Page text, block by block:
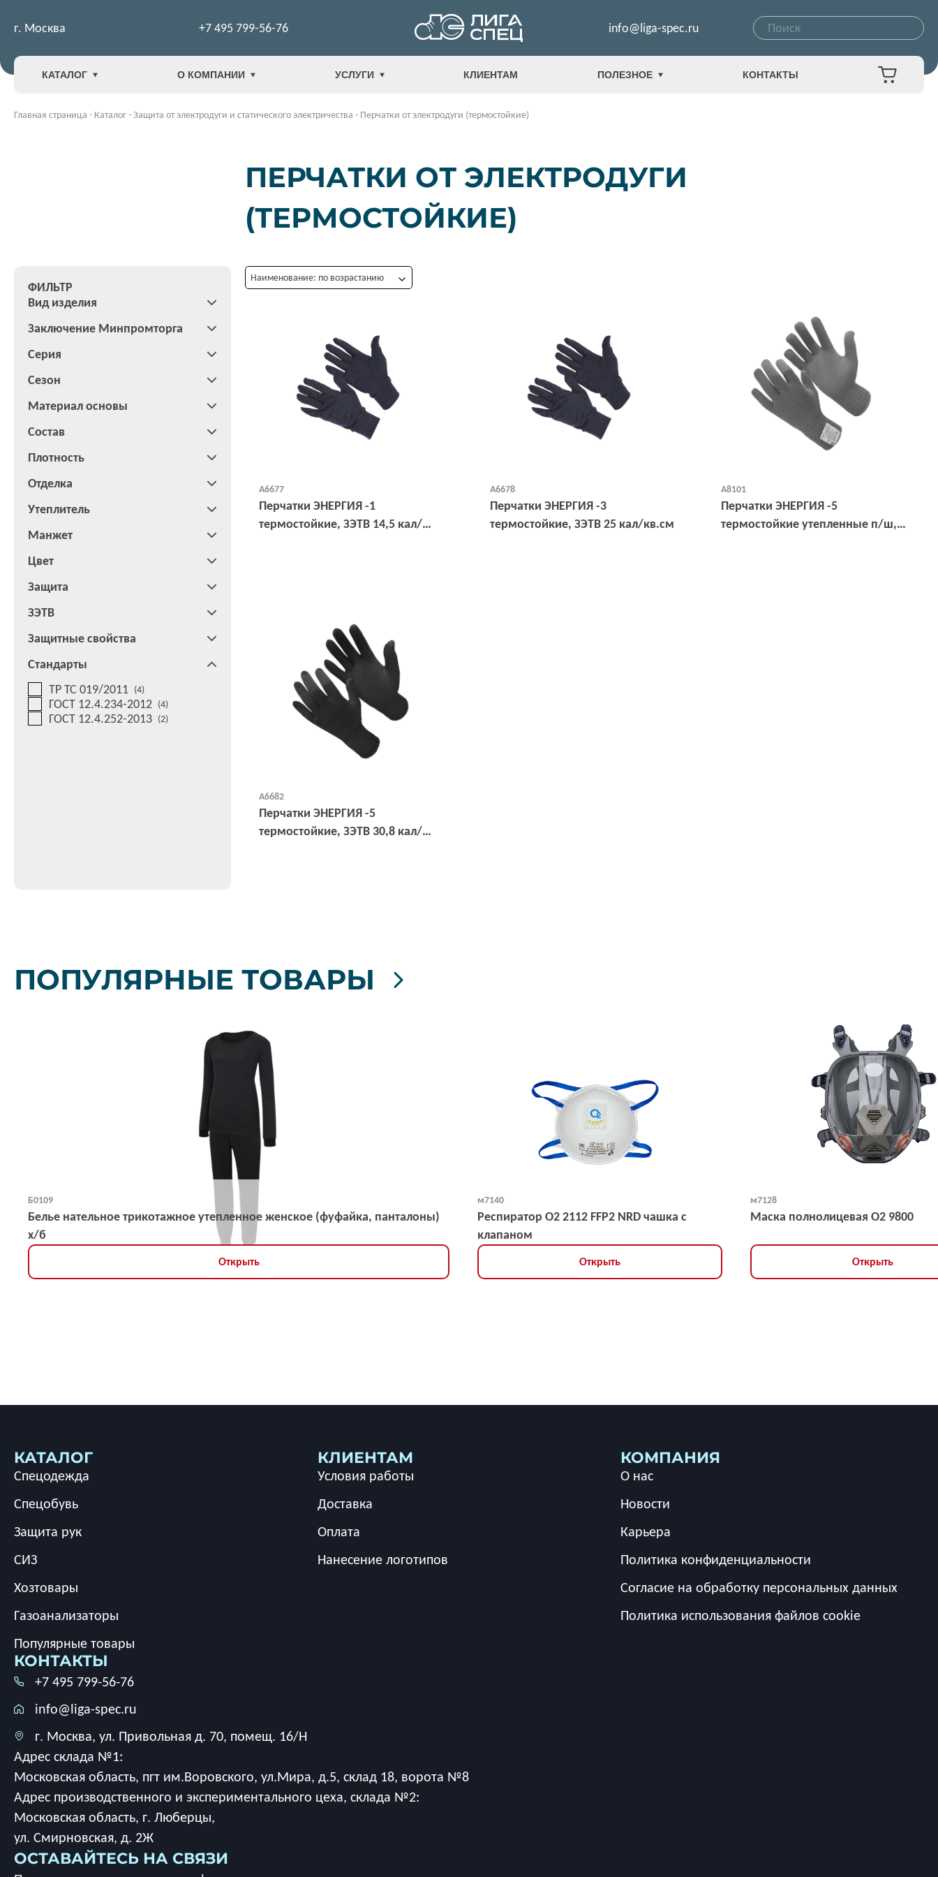
г. Москва +7 495 799-56-76 info@liga-spec.ru
КАТАЛОГ О КОМПАНИИ УСЛУГИ КЛИЕНТАМ ПОЛЕЗНОЕ КОНТАКТЫ
Главная страница - Каталог-Защита от электродуги и статического электричества - Перчатки от электродуги (термостойкие)
ПЕРЧАТКИ ОТ ЭЛЕКТРОДУГИ
(ТЕРМОСТОЙКИЕ)
ФИЛЬТР
Вид изделия
Заключение Минпромторга
Серия
Сезон
Материал основы
Состав
Плотность
Отделка
Утеплитель
Манжет
Цвет
Защита
ЗЭТВ
Защитные свойства
Стандарты
ТР ТС 019/2011 (4)
ГОСТ 12.4.234-2012 (4)
ГОСТ 12.4.252-2013 (2)
Наименование: по возрастанию
А6677
Перчатки ЭНЕРГИЯ -1
термостойкие, ЗЭТВ 14,5 кал/
А6678
Перчатки ЭНЕРГИЯ -3
термостойкие, ЗЭТВ 25 кал/кв.см
А8101
Перчатки ЭНЕРГИЯ -5
термостойкие утепленные п/ш,
А6682
Перчатки ЭНЕРГИЯ -5
термостойкие, ЗЭТВ 30,8 кал/
ПОПУЛЯРНЫЕ ТОВАРЫ
Б0109
Белье нательное трикотажное утепленное женское (фуфайка, панталоны)
х/б
Открыть
м7140
Респиратор О2 2112 FFP2 NRD чашка с
клапаном
Открыть
м7128
Маска полнолицевая O2 9800
Открыть
КАТАЛОГ
Спецодежда
Спецобувь
Защита рук
СИЗ
Хозтовары
Газоанализаторы
Популярные товары
КЛИЕНТАМ
Условия работы
Доставка
Оплата
Нанесение логотипов
КОМПАНИЯ
О нас
Новости
Карьера
Политика конфиденциальности
Согласие на обработку персональных данных
Политика использования файлов cookie
КОНТАКТЫ
+7 495 799-56-76
info@liga-spec.ru
г. Москва, ул. Привольная д. 70, помещ. 16/Н
Адрес склада №1:
Московская область, пгт им.Воровского, ул.Мира, д.5, склад 18, ворота №8
Адрес производственного и экспериментального цеха, склада №2:
Московская область, г. Люберцы,
ул. Смирновская, д. 2Ж
ОСТАВАЙТЕСЬ НА СВЯЗИ